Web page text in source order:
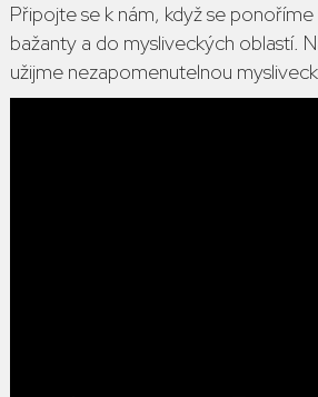
Připojte se k nám, když se
bažanty a do mysliveckých oblastí.
užijme nezapomenutelnou